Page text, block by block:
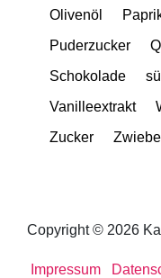
Olivenöl
Puderzucker
Schokolade
Vanilleextrakt
Zucker
Copyright © 2026
Impressum